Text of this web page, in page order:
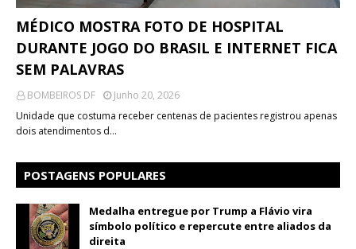
MÉDICO MOSTRA FOTO DE HOSPITAL
DURANTE JOGO DO BRASIL E INTERNET FICA
SEM PALAVRAS
BOMBEIROS DF
Junho 20, 2026
Unidade que costuma receber centenas de pacientes registrou apenas
dois atendimentos d…
POSTAGENS POPULARES
Medalha entregue por Trump a Flávio vira
símbolo político e repercute entre aliados da
direita